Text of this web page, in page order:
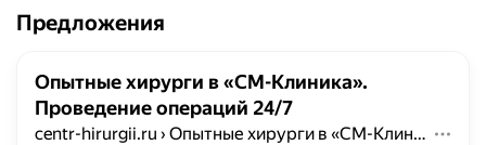
Предложения
Опытные хирурги в «СМ-Клиника».
Проведение операций 24/7
centr-hirurgii.ru › Опытные хирурги в «СМ-Клиника». Проведение операций 24/7